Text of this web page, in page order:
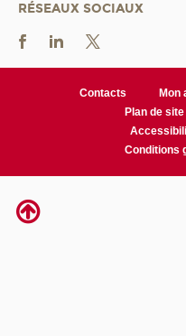
RÉSEAUX SOCIAUX
Contacts Mon
Plan de site
Conditions